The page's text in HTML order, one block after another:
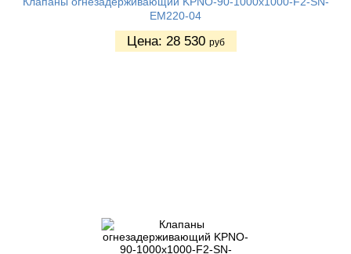
EM220-04
Цена: 28 530 руб